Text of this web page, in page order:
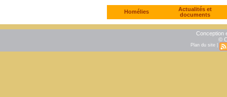
Homélies
Actualités et
documents
Conception
©
Plan du site